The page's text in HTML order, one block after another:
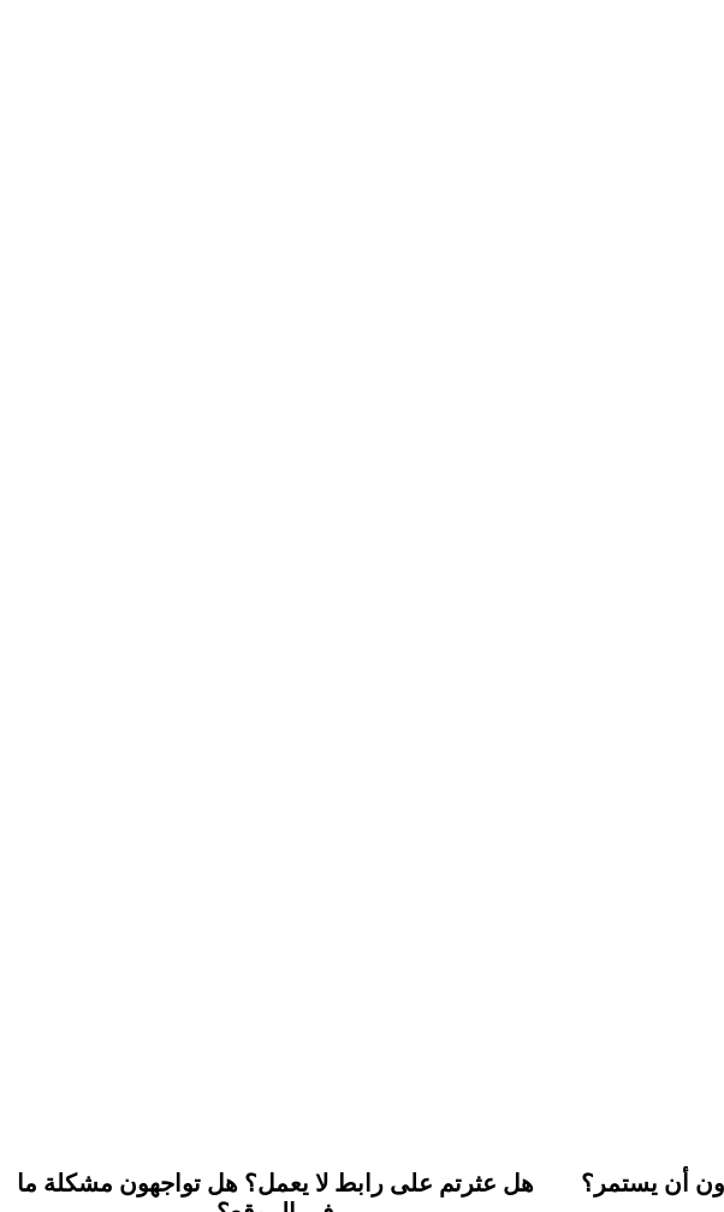
أن يستمر؟
هل عثرتم على رابط لا يعمل؟ هل تواجهون مشكلة ما